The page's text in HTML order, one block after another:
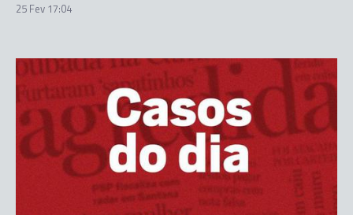
25 Fev 17:04